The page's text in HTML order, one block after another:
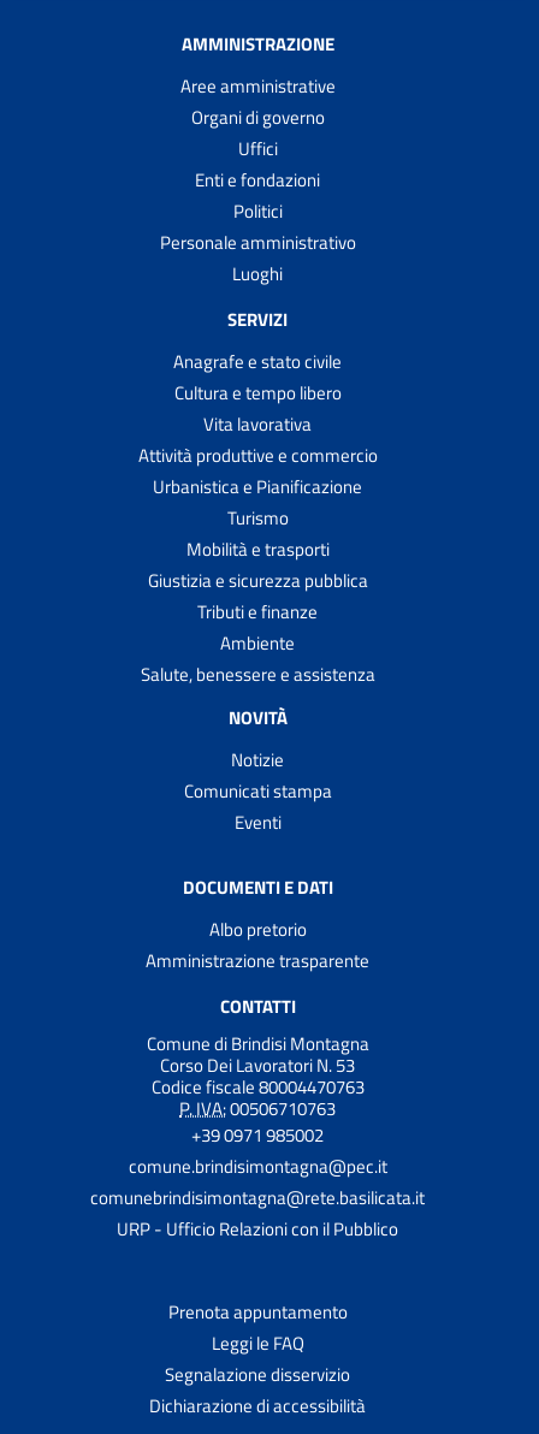
AMMINISTRAZIONE
Aree amministrative
Organi di governo
Uffici
Enti e fondazioni
Politici
Personale amministrativo
Luoghi
SERVIZI
Anagrafe e stato civile
Cultura e tempo libero
Vita lavorativa
Attività produttive e commercio
Urbanistica e Pianificazione
Turismo
Mobilità e trasporti
Giustizia e sicurezza pubblica
Tributi e finanze
Ambiente
Salute, benessere e assistenza
NOVITÀ
Notizie
Comunicati stampa
Eventi
DOCUMENTI E DATI
Albo pretorio
Amministrazione trasparente
CONTATTI
Comune di Brindisi Montagna
Corso Dei Lavoratori N. 53
Codice fiscale 80004470763
P. IVA:00506710763
+39 0971 985002
comune.brindisimontagna@pec.it
comunebrindisimontagna@rete.basilicata.it
URP - Ufficio Relazioni con il Pubblico
Prenota appuntamento
Leggi le FAQ
Segnalazione disservizio
Dichiarazione di accessibilità